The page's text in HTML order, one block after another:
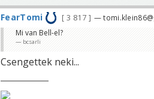
FearTomi 3 817 —
Mi van Bell-el?
bcsarli
Csengettek neki...